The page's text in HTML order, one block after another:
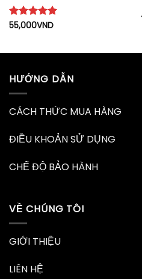
Được xếp
55,000VND
HƯỚNG DẪN
CÁCH THỨC MUA HÀNG
ĐIỀU KHOẢN SỬ DỤNG
CHẾ ĐỘ BẢO HÀNH
VỀ CHÚNG TÔI
GIỚI THIỆU
LIÊN HỆ